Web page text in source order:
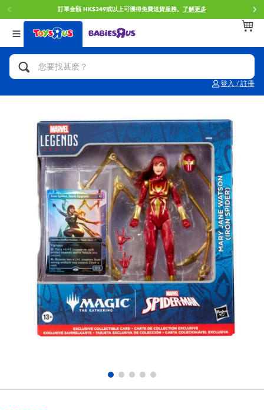
或以上可獲得免費送貨服務。了解更多 門店自取
登入 / 註冊
返回
分類目錄
人氣英雄,角色扮演,射擊玩具
拼砌組合及樂高LEGO
玩具車,貨車,火車及遙控系列
手工藝,文具,蠟筆,泥膠,畫板
娃娃, 芭比,收藏公仔
電子玩具
遊戲及拼圖系列
益智學習玩具
返回
品牌
Brunch Brother 早午餐兄弟
Spider-Man蜘蛛俠
Mini Brands
Play-Doh培樂多
Pokemon寶可夢
playpop
LEGO樂高
LeapFrog跳跳蛙
返回
年齢
0~2歳
5~7歳
8~11歳
12~14歳
14歳以上